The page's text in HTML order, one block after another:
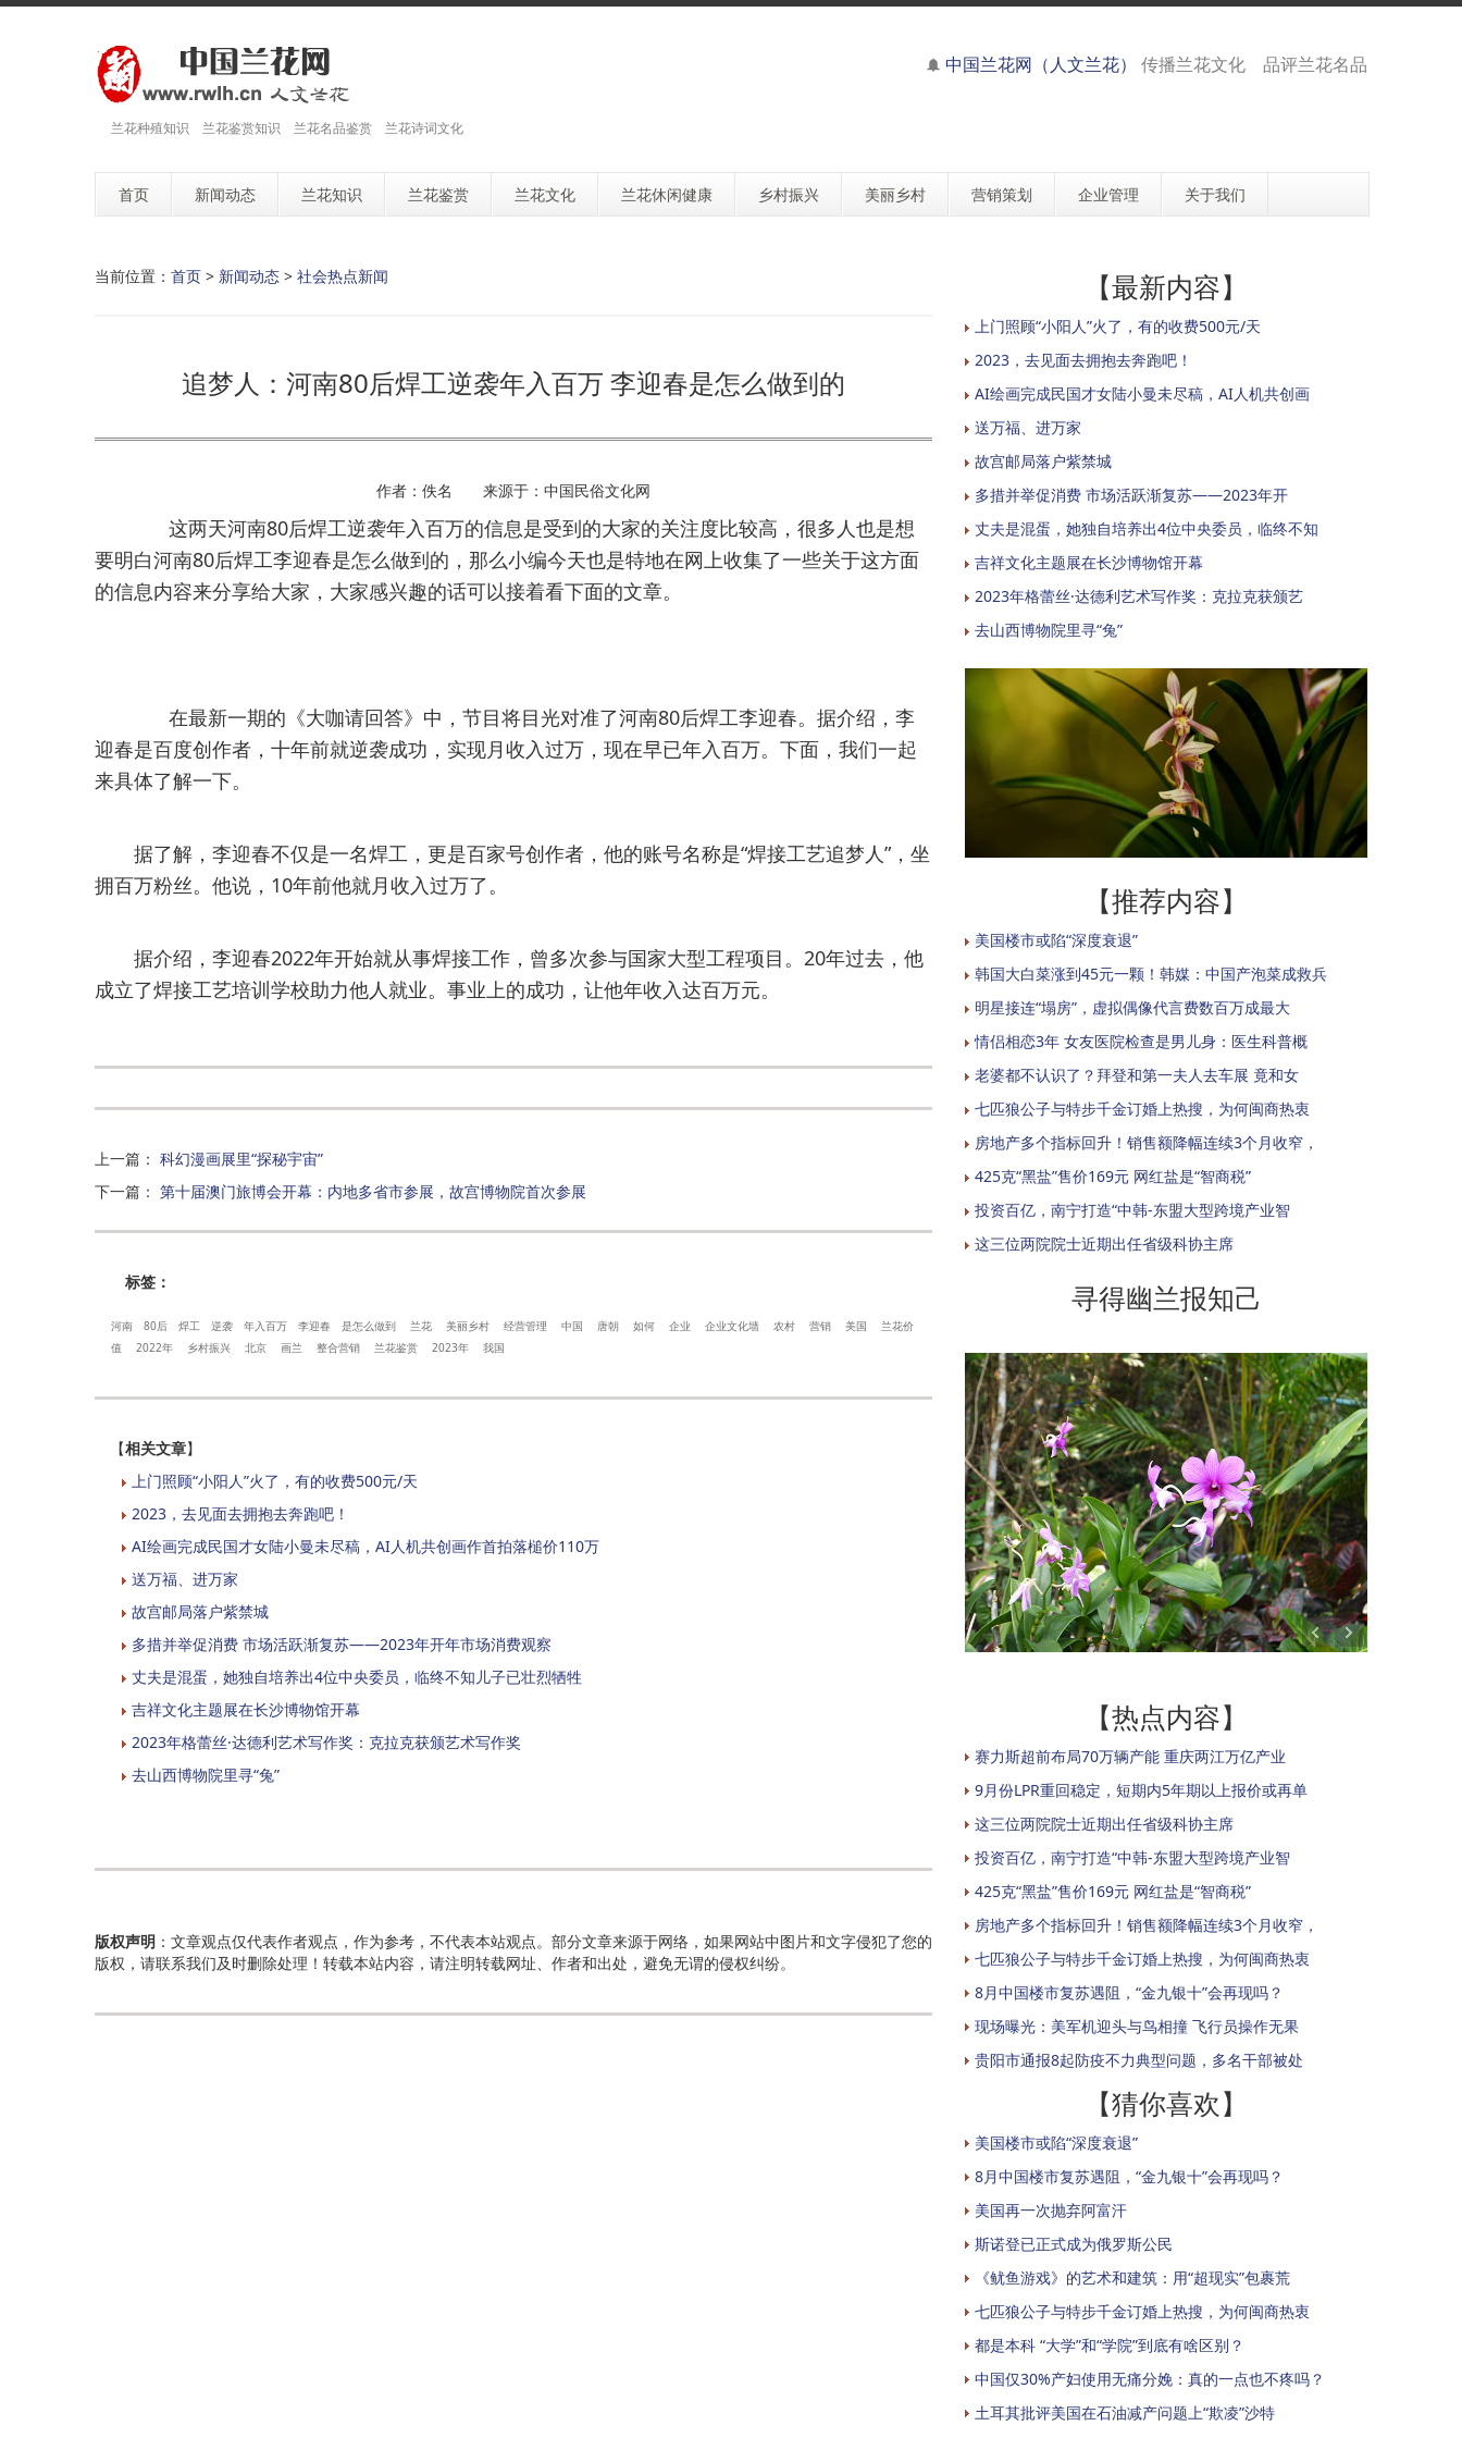
兰花种殖知识 兰花鉴赏知识 兰花名品鉴赏 兰花诗词文化
中国兰花网（人文兰花） 传播兰花文化 品评兰花名品
首页 新闻动态 兰花知识 兰花鉴赏 兰花文化 兰花休闲健康 乡村振兴 美丽乡村 营销策划 企业管理 关于我们
当前位置： 首页 > 新闻动态 > 社会热点新闻
追梦人：河南80后焊工逆袭年入百万 李迎春是怎么做到的
作者：佚名 来源于：中国民俗文化网
这两天河南80后焊工逆袭年入百万的信息是受到的大家的关注度比较高，很多人也是想
要明白河南80后焊工李迎春是怎么做到的，那么小编今天也是特地在网上收集了一些关于这方面
的信息内容来分享给大家，大家感兴趣的话可以接着看下面的文章。
在最新一期的《大咖请回答》中，节目将目光对准了河南80后焊工李迎春。据介绍，李
迎春是百度创作者，十年前就逆袭成功，实现月收入过万，现在早已年入百万。下面，我们一起
来具体了解一下。
据了解，李迎春不仅是一名焊工，更是百家号创作者，他的账号名称是“焊接工艺追梦人”，坐
拥百万粉丝。他说，10年前他就月收入过万了。
据介绍，李迎春2022年开始就从事焊接工作，曾多次参与国家大型工程项目。20年过去，他
成立了焊接工艺培训学校助力他人就业。事业上的成功，让他年收入达百万元。
上一篇 ： 科幻漫画展里“探秘宇宙”
下一篇 ： 第十届澳门旅博会开幕：内地多省市参展，故宫博物院首次参展
标签：
河南 80后 焊工 逆袭 年入百万 李迎春 是怎么做到 兰花 美丽乡村 经营管理 中国 唐朝 如何 企业 企业文化墙 农村 营销 美国
兰花价
值
2022年 乡村振兴 北京 画兰 整合营销 兰花鉴赏 2023年 我国
【相关文章】
上门照顾“小阳人”火了，有的收费500元/天
2023，去见面去拥抱去奔跑吧！
AI绘画完成民国才女陆小曼未尽稿，AI人机共创画作首拍落槌价110万
送万福、进万家
故宫邮局落户紫禁城
多措并举促消费 市场活跃渐复苏——2023年开年市场消费观察
丈夫是混蛋，她独自培养出4位中央委员，临终不知儿子已壮烈牺牲
吉祥文化主题展在长沙博物馆开幕
2023年格蕾丝·达德利艺术写作奖：克拉克获颁艺术写作奖
去山西博物院里寻“兔”
版权声明 ：文章观点仅代表作者观点，作为参考，不代表本站观点。部分文章来源于网络，如果网站中图片和文字侵犯了您的
版权，请联系我们及时删除处理！转载本站内容，请注明转载网址、作者和出处，避免无谓的侵权纠纷。
【最新内容】
上门照顾“小阳人”火了，有的收费500元/天
2023，去见面去拥抱去奔跑吧！
AI绘画完成民国才女陆小曼未尽稿，AI人机共创画
送万福、进万家
故宫邮局落户紫禁城
多措并举促消费 市场活跃渐复苏——2023年开
丈夫是混蛋，她独自培养出4位中央委员，临终不知
吉祥文化主题展在长沙博物馆开幕
2023年格蕾丝·达德利艺术写作奖：克拉克获颁艺
去山西博物院里寻“兔”
【推荐内容】
美国楼市或陷“深度衰退”
韩国大白菜涨到45元一颗！韩媒：中国产泡菜成救兵
明星接连“塌房”，虚拟偶像代言费数百万成最大
情侣相恋3年 女友医院检查是男儿身：医生科普概
老婆都不认识了？拜登和第一夫人去车展 竟和女
七匹狼公子与特步千金订婚上热搜，为何闽商热衷
房地产多个指标回升！销售额降幅连续3个月收窄，
425克“黑盐”售价169元 网红盐是“智商税”
投资百亿，南宁打造“中韩-东盟大型跨境产业智
这三位两院院士近期出任省级科协主席
寻得幽兰报知己
【热点内容】
赛力斯超前布局70万辆产能 重庆两江万亿产业
9月份LPR重回稳定，短期内5年期以上报价或再单
这三位两院院士近期出任省级科协主席
投资百亿，南宁打造“中韩-东盟大型跨境产业智
425克“黑盐”售价169元 网红盐是“智商税”
房地产多个指标回升！销售额降幅连续3个月收窄，
七匹狼公子与特步千金订婚上热搜，为何闽商热衷
8月中国楼市复苏遇阻，“金九银十”会再现吗？
现场曝光：美军机迎头与鸟相撞 飞行员操作无果
贵阳市通报8起防疫不力典型问题，多名干部被处
【猜你喜欢】
美国楼市或陷“深度衰退”
8月中国楼市复苏遇阻，“金九银十”会再现吗？
美国再一次抛弃阿富汗
斯诺登已正式成为俄罗斯公民
《鱿鱼游戏》的艺术和建筑：用“超现实”包裹荒
七匹狼公子与特步千金订婚上热搜，为何闽商热衷
都是本科 “大学”和“学院”到底有啥区别？
中国仅30%产妇使用无痛分娩：真的一点也不疼吗？
土耳其批评美国在石油减产问题上“欺凌”沙特